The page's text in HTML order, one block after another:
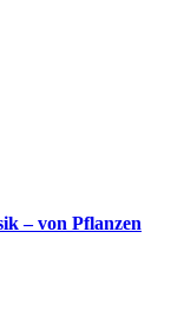
– von Pflanzen